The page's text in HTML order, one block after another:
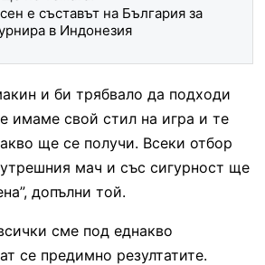
е съставът на България за
в Индонезия
и би трябвало да подходи
имаме свой стил на игра и те
ще се получи. Всеки отбор
мач и със сигурност ще
допълни той.
сме под еднакво
се предимно резултатите.